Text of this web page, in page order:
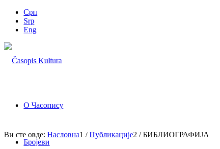
Срп
Srp
Eng
О Часопису
Бројеви
Ви сте овде: Насловна1 / Публикације2 / БИБЛИОГРАФИЈА